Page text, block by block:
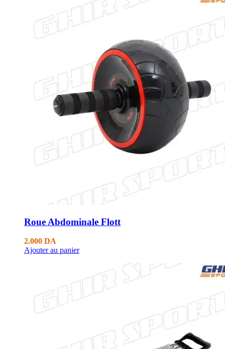
Roue Abdominale Flott
2.000 DA
Ajouter au panier